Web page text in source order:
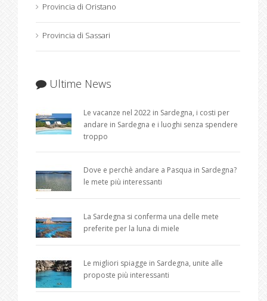
Provincia di Oristano
Provincia di Sassari
Ultime News
Le vacanze nel 2022 in Sardegna, i costi per
andare in Sardegna e i luoghi senza spendere
troppo
Dove e perchè andare a Pasqua in Sardegna?
le mete più interessanti
La Sardegna si conferma una delle mete
preferite per la luna di miele
Le migliori spiagge in Sardegna, unite alle
proposte più interessanti